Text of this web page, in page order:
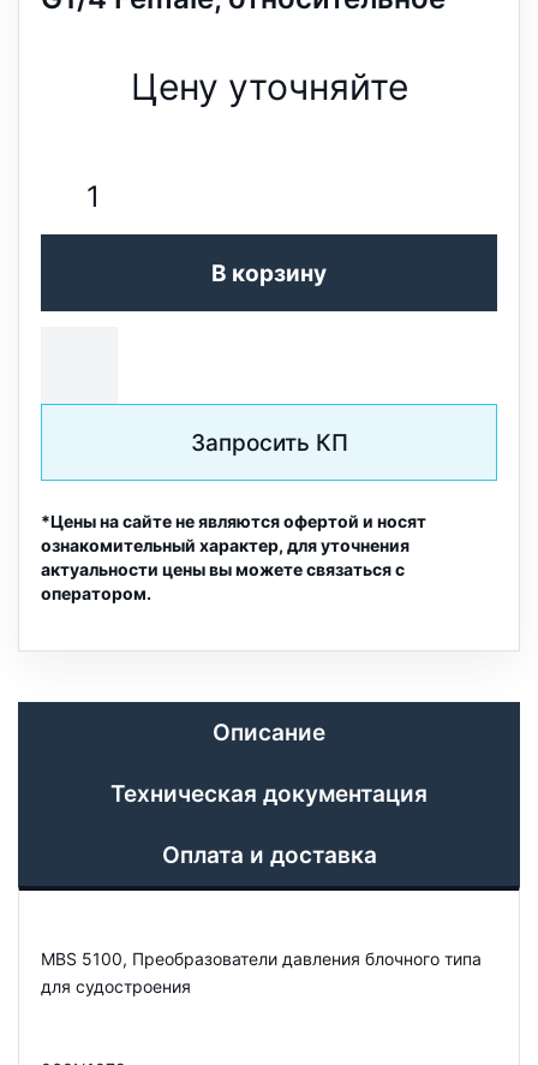
Цену уточняйте
В корзину
Запросить КП
*Цены на сайте не являются офертой и носят
ознакомительный характер, для уточнения
актуальности цены вы можете связаться с
оператором.
Описание
Техническая документация
Оплата и доставка
MBS 5100, Преобразователи давления блочного типа
для судостроения